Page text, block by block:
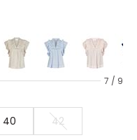
7 / 9
40 42